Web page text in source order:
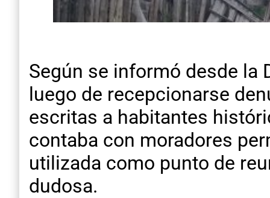
Según se informó desde la
luego de recepcionarse
escritas a habitantes
contaba con moradores
utilizada como punto de
dudosa.